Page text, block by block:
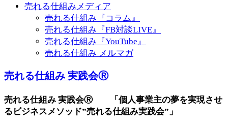
売れる仕組みメディア
売れる仕組み『コラム』
売れる仕組み『FB対談LIVE』
売れる仕組み『YouTube』
売れる仕組み メルマガ
売れる仕組み 実践会Ⓡ
売れる仕組み 実践会Ⓡ 「個人事業主の夢を実現させ
るビジネスメソッド”売れる仕組み実践会”」